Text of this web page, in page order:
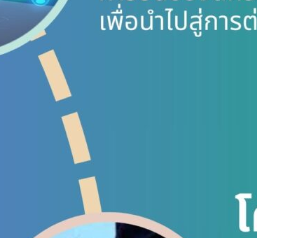
ประกาศรับข้อเสนอโครงการ ประจำปีงบประมาณ
CATEGORIES
ข่าวกิจกรรม/ประกาศ